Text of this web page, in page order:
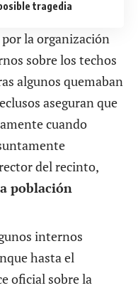
tragedia
la organización
sobre los techos
algunos quemaban
aseguran que
cuando
del recinto,
población
internos
hasta el
oficial sobre la